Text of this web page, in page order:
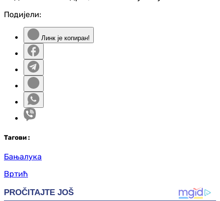
Подијели:
Линк је копиран!
Тагови :
Бањалука
Вртић